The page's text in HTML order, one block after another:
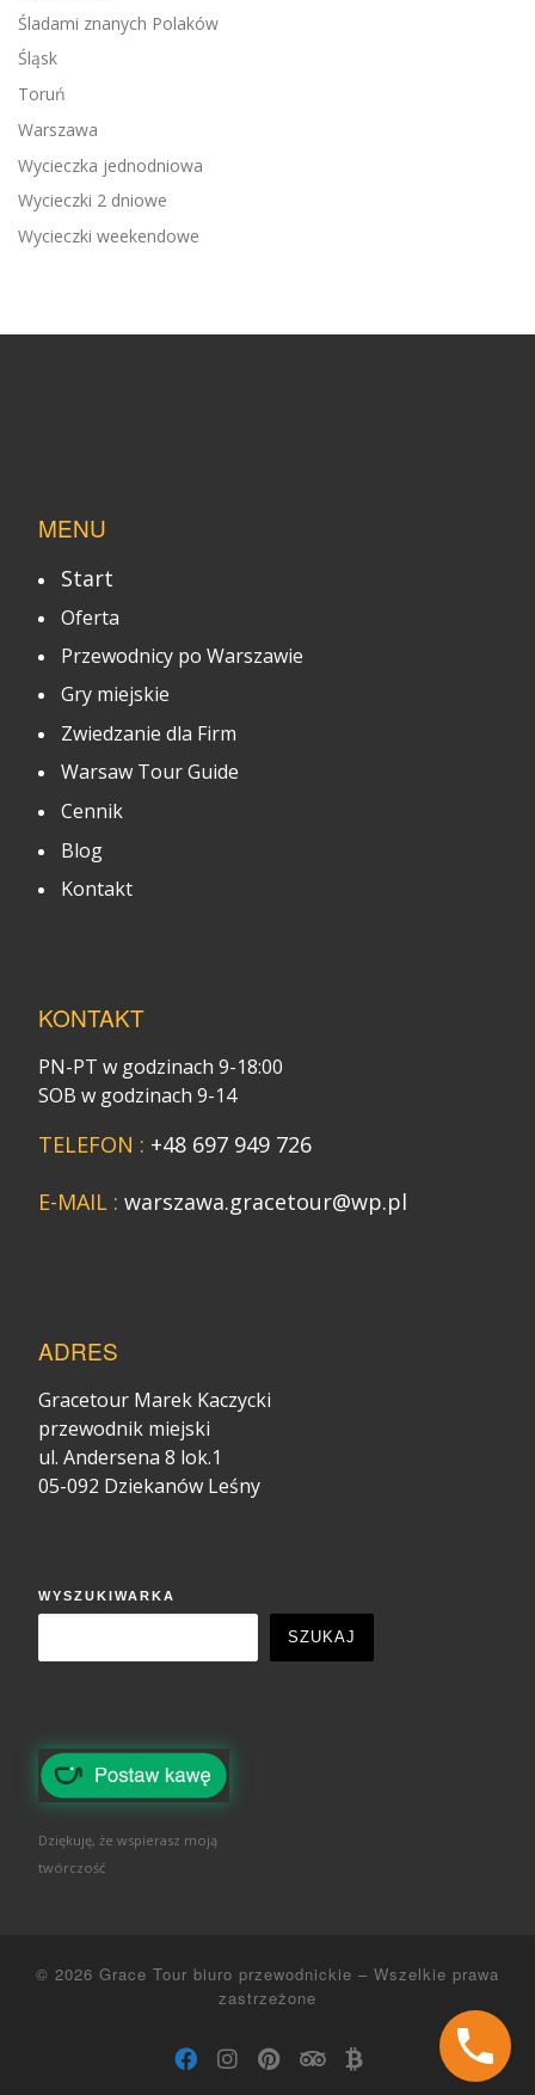
Śladami znanych Polaków
Śląsk
Toruń
Warszawa
Wycieczka jednodniowa
Wycieczki 2 dniowe
Wycieczki weekendowe
MENU
Start
Oferta
Przewodnicy po Warszawie
Gry miejskie
Zwiedzanie dla Firm
Warsaw Tour Guide
Cennik
Blog
Kontakt
KONTAKT
PN-PT w godzinach 9-18:00
SOB w godzinach 9-14
TELEFON : +48 697 949 726
E-MAIL : warszawa.gracetour@wp.pl
ADRES
Gracetour Marek Kaczycki
przewodnik miejski
ul. Andersena 8 lok.1
05-092 Dziekanów Leśny
WYSZUKIWARKA
SZUKAJ
Dziękuję, że wspierasz moją
twórczość
© 2026 Grace Tour biuro przewodnickie – Wszelkie prawa
zastrzeżone